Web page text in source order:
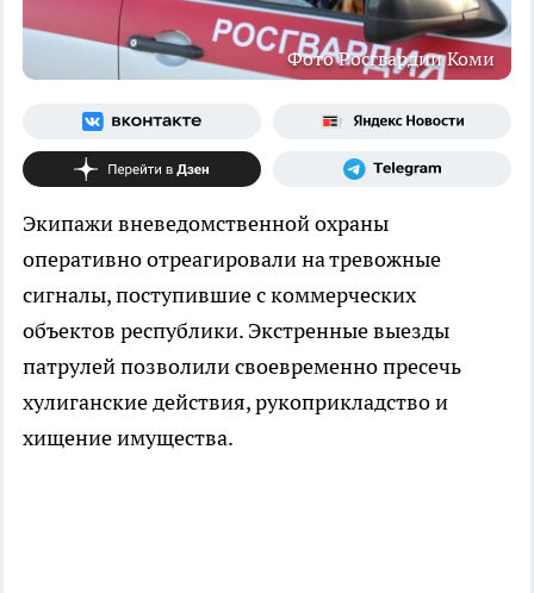
Фото Росгвардии Коми
Экипажи вневедомственной охраны
оперативно отреагировали на тревожные
сигналы, поступившие с коммерческих
объектов республики. Экстренные выезды
патрулей позволили своевременно пресечь
хулиганские действия, рукоприкладство и
хищение имущества.